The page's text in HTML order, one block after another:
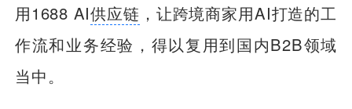
用1688 AI供应链 ，让跨境商家用AI打造的工
作流和业务经验，得以复用到国内B2B领域
当中。